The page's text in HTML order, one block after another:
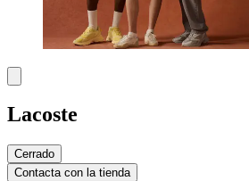
Lacoste
Cerrado
Contacta con la tienda